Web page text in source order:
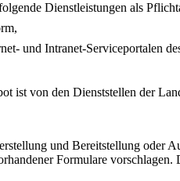
Dienstleistungen als
und Intranet-Serviceportalen
ist von den Dienststellen der
und Bereitstellung oder
Formulare